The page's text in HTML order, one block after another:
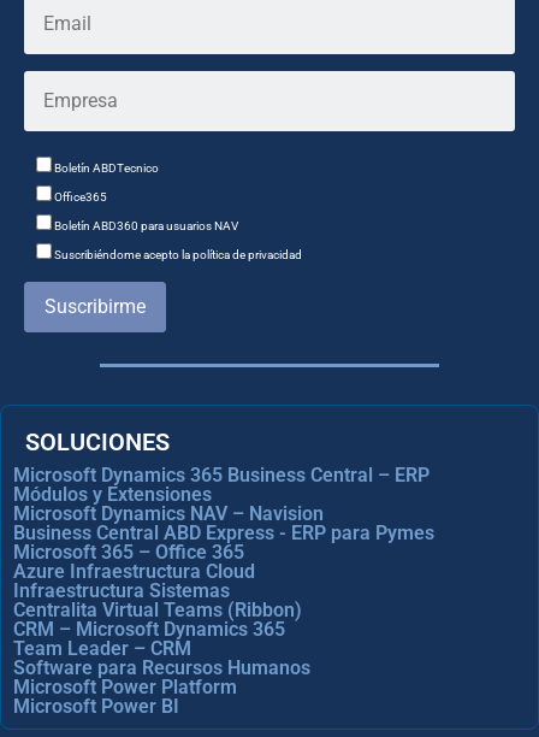
Boletín ABDTecnico
Office365
Boletín ABD360 para usuarios NAV
Suscribiéndome acepto la política de privacidad
Suscribirme
SOLUCIONES
Microsoft Dynamics 365 Business Central – ERP
Módulos y Extensiones
Microsoft Dynamics NAV – Navision
Business Central ABD Express - ERP para Pymes
Microsoft 365 – Office 365
Azure Infraestructura Cloud
Infraestructura Sistemas
Centralita Virtual Teams (Ribbon)
CRM – Microsoft Dynamics 365
Team Leader – CRM
Software para Recursos Humanos
Microsoft Power Platform
Microsoft Power BI